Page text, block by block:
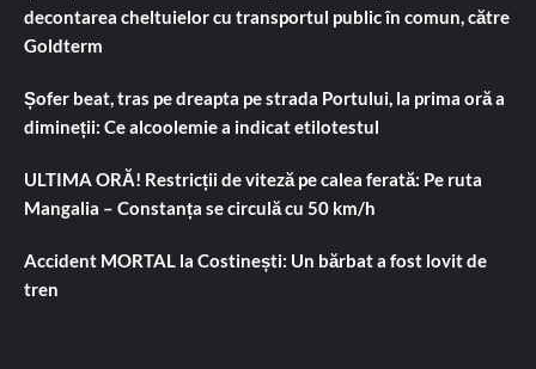
decontarea cheltuielor cu transportul public în comun, către
Goldterm
Șofer beat, tras pe dreapta pe strada Portului, la prima oră a
dimineții: Ce alcoolemie a indicat etilotestul
ULTIMA ORĂ! Restricții de viteză pe calea ferată: Pe ruta
Mangalia – Constanța se circulă cu 50 km/h
Accident MORTAL la Costinești: Un bărbat a fost lovit de
tren